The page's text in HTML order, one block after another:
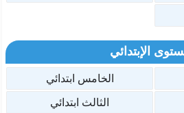
الإبتدائي
الخامس ابتدائي
الثالث ابتدائي